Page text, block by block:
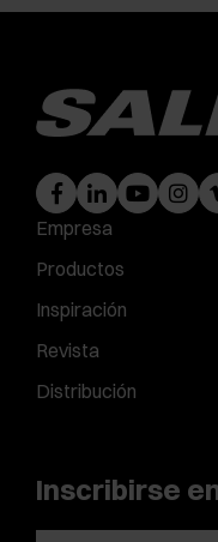
Empresa
Productos
Inspiración
Revista
Distribución
Inscribirse